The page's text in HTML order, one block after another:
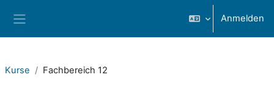
Anmelden
Kurse Fachbereich 12